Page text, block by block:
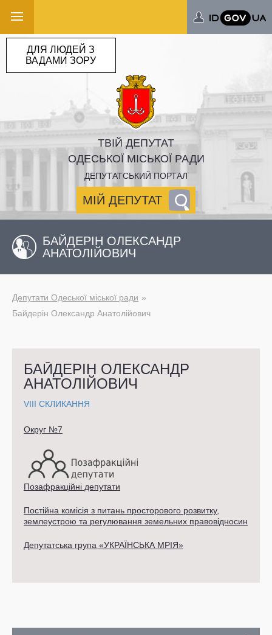
ТВІЙ ДЕПУТАТ
ОДЕСЬКОЇ МІСЬКОЇ РАДИ
ДЕПУТАТСЬКИЙ ПОРТАЛ
МІЙ ДЕПУТАТ
ДЛЯ ЛЮДЕЙ З
ВАДАМИ ЗОРУ
БАЙДЕРІН ОЛЕКСАНДР
АНАТОЛІЙОВИЧ
Депутати Одеської міської ради
Байдерін Олександр Анатолійович
БАЙДЕРІН ОЛЕКСАНДР
АНАТОЛІЙОВИЧ
VIII СКЛИКАННЯ
Округ №7
Позафракційні депутати
Постійна комісія з питань просторового розвитку,
землеустрою та регулювання земельних правовідносин
Депутатська група «УКРАЇНСЬКА МРІЯ»